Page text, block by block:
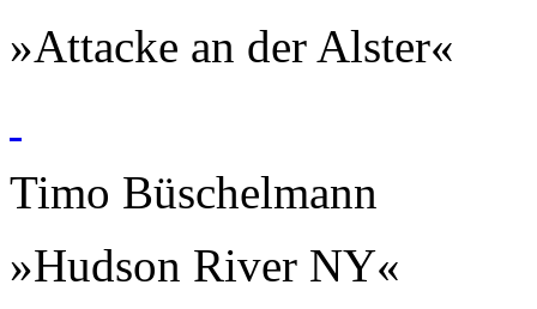
»Attacke an der Alster«
Timo Büschelmann
»Hudson River NY«